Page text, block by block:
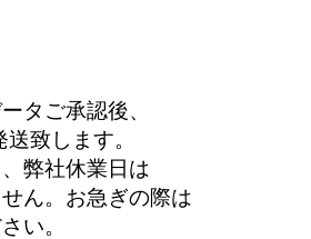
タご承認後、
致します。
弊社休業日は
ん。お急ぎの際は
い。